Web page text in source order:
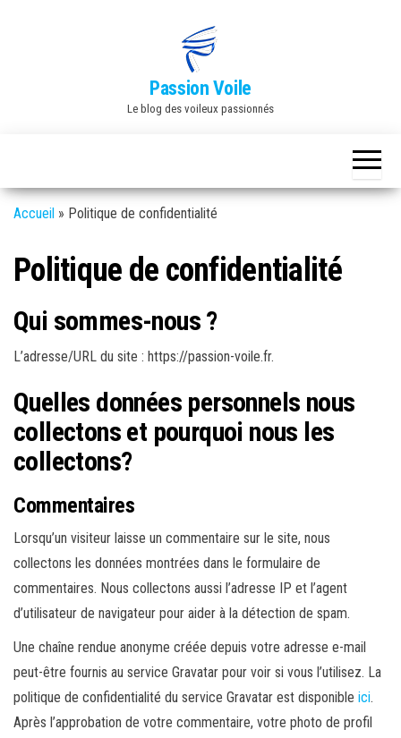
Passion Voile
Le blog des voileux passionnés
Accueil » Politique de confidentialité
Politique de confidentialité
Qui sommes-nous ?
L’adresse/URL du site : https://passion-voile.fr.
Quelles données personnels nous
collectons et pourquoi nous les
collectons?
Commentaires
Lorsqu’un visiteur laisse un commentaire sur le site, nous
collectons les données montrées dans le formulaire de
commentaires. Nous collectons aussi l’adresse IP et l’agent
d’utilisateur de navigateur pour aider à la détection de spam.
Une chaîne rendue anonyme créée depuis votre adresse e-mail
peut-être fournis au service Gravatar pour voir si vous l’utilisez. La
politique de confidentialité du service Gravatar est disponible ici.
Après l’approbation de votre commentaire, votre photo de profil